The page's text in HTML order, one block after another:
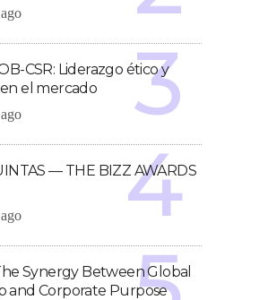
CSR: Liderazgo ético y
el mercado
— THE BIZZ AWARDS
Synergy Between Global
and Corporate Purpose